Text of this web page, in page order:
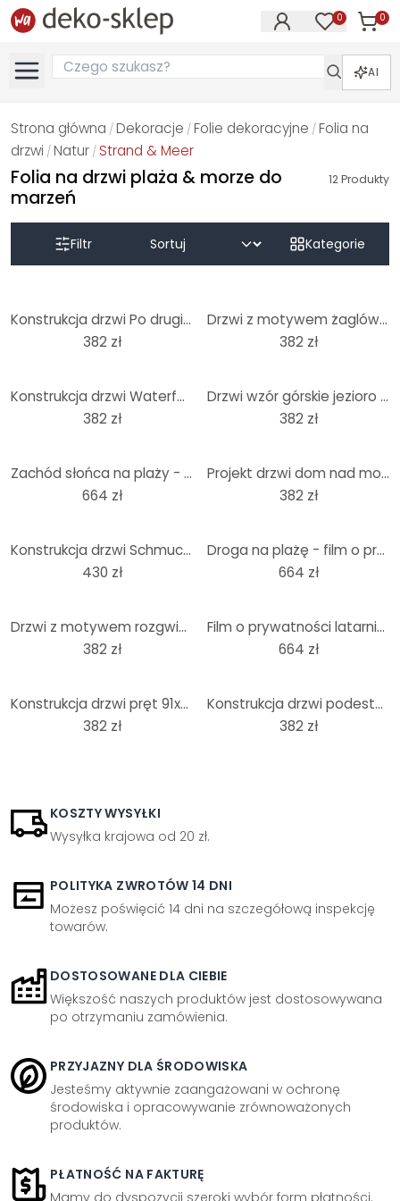
0 0
AI
Strona główna / Dekoracje / Folie dekoracyjne / Folia na
drzwi / Natur / Strand & Meer
Folia na drzwi plaża & morze do
marzeń
12Produkty
Filtr Kategorie
Konstrukcja drzwi Po drugiej stronie 91x200 cm
382 zł
Drzwi z motywem żaglówki o zachodzie słońca 91x200 cm
382 zł
Konstrukcja drzwi Waterfall 91x200 cm
382 zł
Drzwi wzór górskie jezioro idylla 91x200 cm
382 zł
Zachód słońca na plaży - film o prywatności
664 zł
Projekt drzwi dom nad morzem 91x200 cm
382 zł
Konstrukcja drzwi Schmucker - Moc i cisza 91x200 cm
430 zł
Droga na plażę - film o prywatności
664 zł
Drzwi z motywem rozgwiazdy w piasku 91x200 cm
382 zł
Film o prywatności latarnia morska na plaży
664 zł
Konstrukcja drzwi pręt 91x200 cm
382 zł
Konstrukcja drzwi podestu 91x200 cm
382 zł
KOSZTY WYSYŁKI
Wysyłka krajowa od 20 zł.
POLITYKA ZWROTÓW 14 DNI
Możesz poświęcić 14 dni na szczegółową inspekcję
towarów.
DOSTOSOWANE DLA CIEBIE
Większość naszych produktów jest dostosowywana
po otrzymaniu zamówienia.
PRZYJAZNY DLA ŚRODOWISKA
Jesteśmy aktywnie zaangażowani w ochronę
środowiska i opracowywanie zrównoważonych
produktów.
PŁATNOŚĆ NA FAKTURĘ
Mamy do dyspozycji szeroki wybór form płatności.